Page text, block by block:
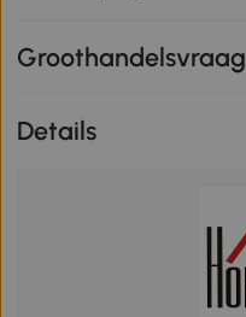
Groothandelsvraag
Details